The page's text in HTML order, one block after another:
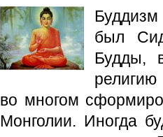
был
Будды,
во многом
Монголии. Иногда